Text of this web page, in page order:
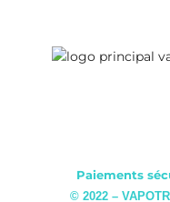
Paiements
© 2022 –